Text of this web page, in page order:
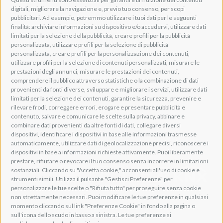
digitali, migliorare la navigazione e, previo tuo consenso, per scopi
pubblicitari. Ad esempio, potremmo utilizzare i tuoi dati per le seguenti
finalità: archiviare informazioni su dispositivo e/o accedervi, utilizzare dati
limitati per la selezione della pubblicità, creare profili per la pubblicità
personalizzata, utilizzare profili per la selezione di pubblicità
personalizzata, creare profili per la personalizzazione dei contenuti,
utilizzare profili per la selezione di contenuti personalizzati, misurare le
prestazioni degli annunci, misurare le prestazioni dei contenuti,
comprendere il pubblico attraverso statistiche o la combinazione di dati
provenienti da fonti diverse, sviluppare e migliorare i servizi, utilizzare dati
limitati per la selezione dei contenuti, garantire la sicurezza, prevenire e
rilevare frodi, correggere errori, erogare e presentare pubblicità e
contenuto, salvare e comunicare le scelte sulla privacy, abbinare e
combinare dati provenienti da altre fonti di dati, collegare diversi
dispositivi, identificare i dispositivi in base alle informazioni trasmesse
automaticamente, utilizzare dati di geolocalizzazione precisi, riconoscere i
dispositivi in base a informazioni richieste attivamente. Puoi liberamente
prestare, rifiutare o revocare il tuo consenso senza incorrere in limitazioni
sostanziali. Cliccando su "Accetta cookie," acconsenti all'uso di cookie e
strumenti simili. Utilizza il pulsante "Gestisci Preferenze" per
personalizzare le tue scelte o "Rifiuta tutto" per proseguire senza cookie
non strettamente necessari. Puoi modificare le tue preferenze in qualsiasi
momento cliccando sul link "Preferenze Cookie" in fondo alla pagina o
sull'icona dello scudo in basso a sinistra. Le tue preferenze si
Via della Zarga, 50
Lavis, 38015 TN, Italy
Tel: +39 0461 248211
P.IVA: IT01262500224
PEC: pec@pec.adeogroup.it
SDI: T04ZHR3
info@adeogroup.it
Adeo ProAV
Adeo HomeAV
Adeo Screen
Screen Research
Adeum Cinema Suite